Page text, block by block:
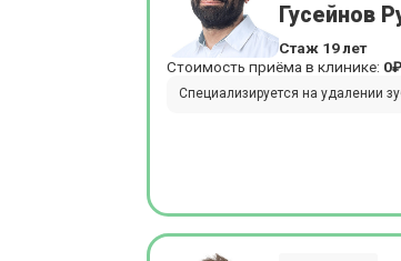
Гусейнов
Стаж 19 лет
Стоимость приёма в клинике: 0₽
Специализируется на удалении